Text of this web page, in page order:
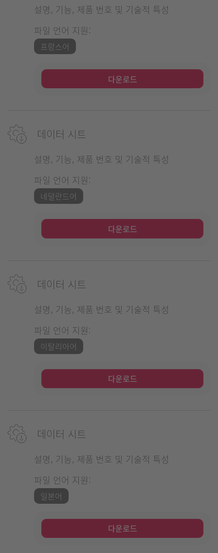
설명, 기능, 제품 번호 및 기술적 특성
파일 언어 지원:
프랑스어
다운로드
데이터 시트
설명, 기능, 제품 번호 및 기술적 특성
파일 언어 지원:
네덜란드어
다운로드
데이터 시트
설명, 기능, 제품 번호 및 기술적 특성
파일 언어 지원:
이탈리아어
다운로드
데이터 시트
설명, 기능, 제품 번호 및 기술적 특성
파일 언어 지원:
일본어
다운로드